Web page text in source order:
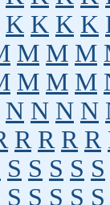
K K K K
M M M
M M M
N N N N
R R R R
S S S S S
S S S S S